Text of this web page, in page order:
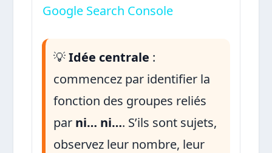
Google Search Console
💡Idée centrale :
commencez par identifier la
fonction des groupes reliés
par ni… ni…. S’ils sont sujets,
observez leur nombre, leur